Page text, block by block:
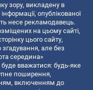
зору, викладену в
опублікованої
несе рекламодавець.
на цьому сайті,
цього сайту,
згадування, але без
середина»
вважатися: будь-яке
поширення,
включенням до